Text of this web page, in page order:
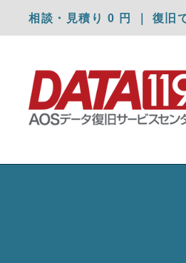
相談・見積り 0 円 ｜ 復旧